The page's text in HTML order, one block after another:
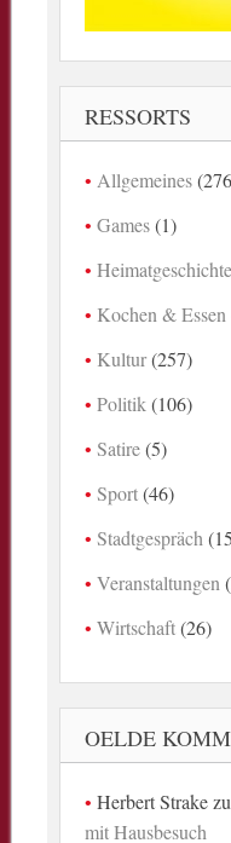
RESSORTS
Allgemeines
Games(1)
Heimatgeschichte
Kochen & Essen
Kultur(257)
Politik (106)
Satire(5)
Sport(46)
Stadtgespräch
Veranstaltungen
Wirtschaft(26)
OELDE
Herbert Strake
mit Hausbesuch